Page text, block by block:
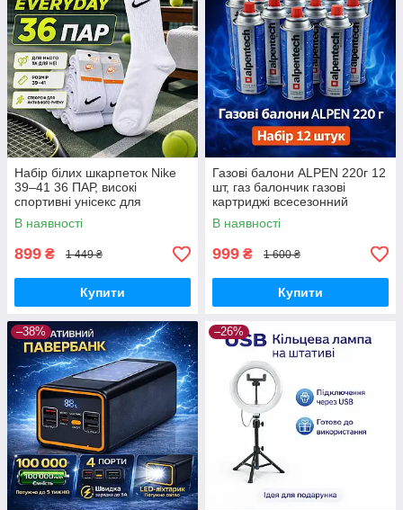
Набір білих шкарпеток Nike
39–41 36 ПАР, високі
спортивні унісекс для
щоденного використання
В наявності
899 ₴ 1 449 ₴
Купити
Газові балони ALPEN 220г 12
шт, газ балончик газові
картриджі всесезонний
пропан-бутан для
портативних плит, пальників
та кемпінгу
В наявності
999 ₴ 1 600 ₴
Купити
–38% –26%